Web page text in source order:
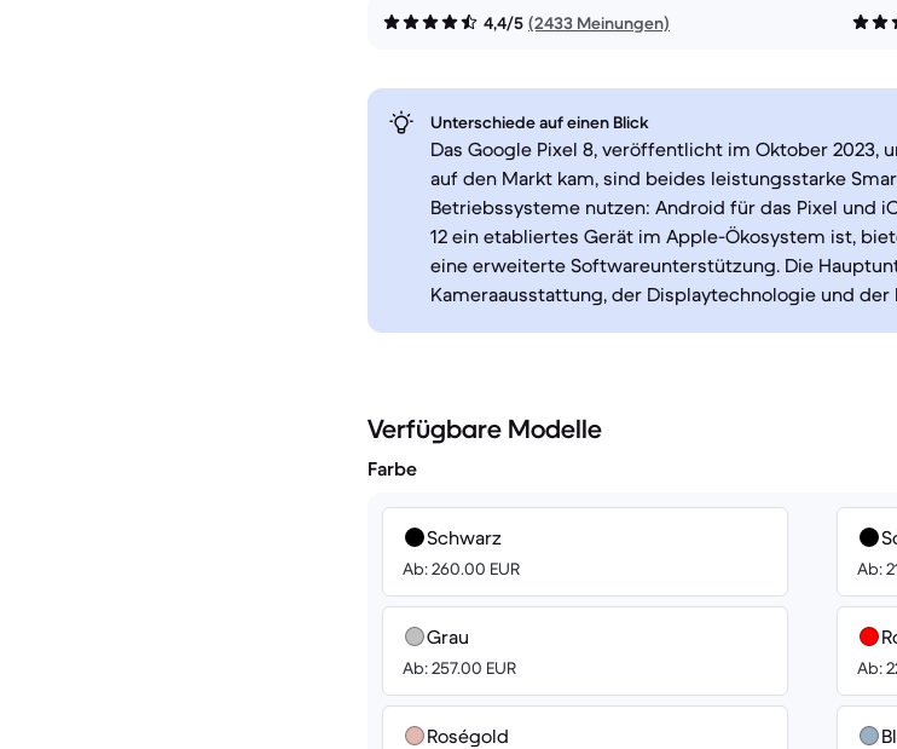
4,4/5 (2433 Meinungen)
Unterschiede auf einen Blick
Das Google Pixel 8, veröffentlicht im Oktober 2023,
auf den Markt kam, sind beides leistungsstarke
Betriebssysteme nutzen: Android für das Pixel und
12 ein etabliertes Gerät im Apple-Ökosystem ist,
eine erweiterte Softwareunterstützung. Die
Kameraausstattung, der Displaytechnologie und
Verfügbare Modelle
Farbe
Schwarz
Ab: 260.00 EUR
Grau
Ab: 257.00 EUR
Roségold
Ab:
Ab: